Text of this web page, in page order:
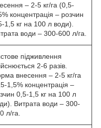
– 2-5 кг/га (0,5-
концентрація – розчин
1,5 кг на 100 л води).
води – 300-600 л/га.
підживлення
2-6 разів.
внесення – 2-5 кг/га
1,5% концентрація –
0,5-1,5 кг на 100 л
Витрата води – 300-
л/га.